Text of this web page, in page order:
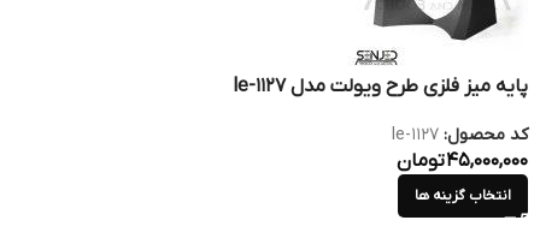
پایه میز فلزی طرح ویولت مدل le-1127
کد محصول: le-1127
45,000,000تومان
انتخاب گزینه ها